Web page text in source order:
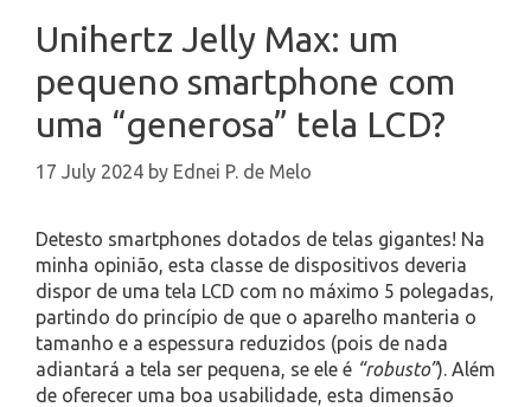
Unihertz Jelly Max: um
pequeno smartphone com
uma “generosa” tela LCD?
17 July 2024 by Ednei P. de Melo
Detesto smartphones dotados de telas gigantes! Na
minha opinião, esta classe de dispositivos deveria
dispor de uma tela LCD com no máximo 5 polegadas,
partindo do princípio de que o aparelho manteria o
tamanho e a espessura reduzidos (pois de nada
adiantará a tela ser pequena, se ele é “robusto”). Além
de oferecer uma boa usabilidade, esta dimensão